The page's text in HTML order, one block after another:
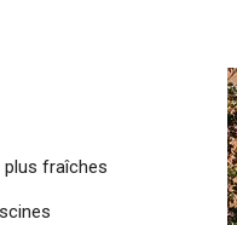
fraîches